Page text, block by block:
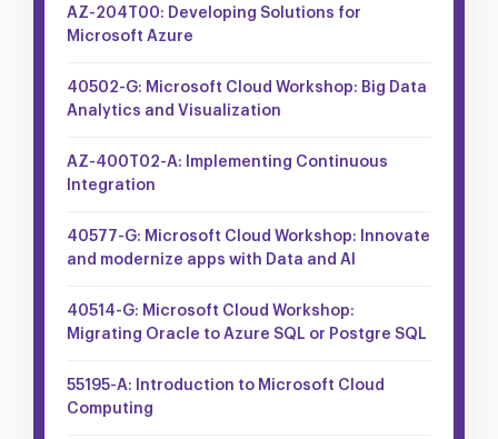
AZ-204T00: Developing Solutions for
Microsoft Azure
40502-G: Microsoft Cloud Workshop: Big Data
Analytics and Visualization
AZ-400T02-A: Implementing Continuous
Integration
40577-G: Microsoft Cloud Workshop: Innovate
and modernize apps with Data and AI
40514-G: Microsoft Cloud Workshop:
Migrating Oracle to Azure SQL or Postgre SQL
55195-A: Introduction to Microsoft Cloud
Computing